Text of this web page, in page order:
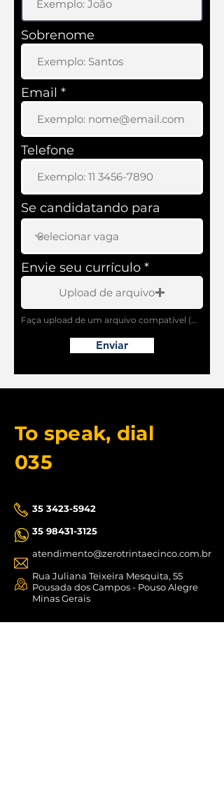
Sobrenome
Email
Telefone
Se candidatando para
Envie seu currículo
Upload de arquivo
Enviar
To speak, dial
035
35 3423-5942
35 98431-3125
atendimento@zerotrintaecinco.com.br
Rua Juliana Teixeira Mesquita, 55
Pousada dos Campos - Pouso Alegre
Minas Gerais